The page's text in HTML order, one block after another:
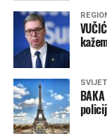
To dodatno
svet i
ljudi u sedam
zajednicama i
Godine
rastom
Pauel, drugu
SVIJET